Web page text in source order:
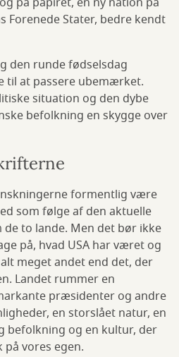
Forenede Stater, bedre kendt
den runde fødselsdag
til at passere ubemærket.
situation og den dybe
befolkning en skygge over
formentlig være
som følge af den aktuelle
to lande. Men det bør ikke
på, hvad USA har været og
meget andet end det, der
Landet rummer en
præsidenter og andre
en storslået natur, en
befolkning og en kultur, der
vores egen.